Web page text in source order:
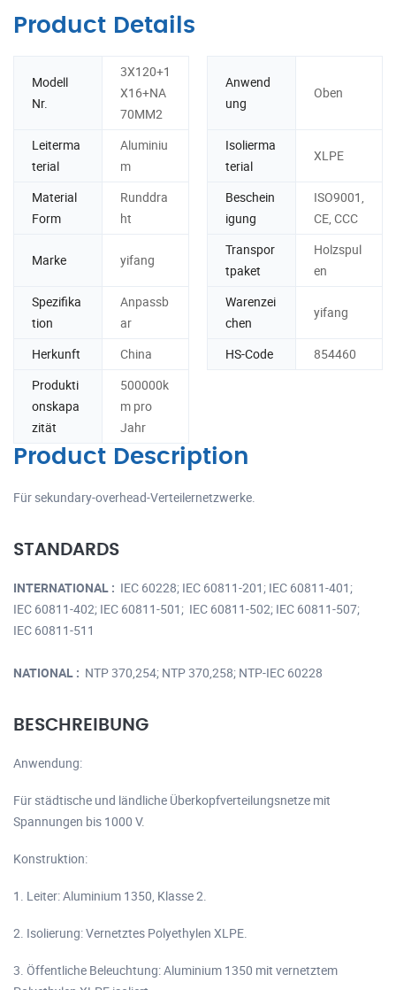
Product Details
Modell
Nr.
3X120+1
X16+NA
70MM2
Anwend
ung
Oben
Leiterma
terial
Aluminiu
m
Isolierma
terial
XLPE
Material
Form
Runddra
ht
Beschein
igung
ISO9001,
CE, CCC
Marke yifang
Transpor
tpaket
Holzspul
en
Spezifika
tion
Anpassb
ar
Warenzei
chen
yifang
Herkunft China HS-Code
854460
Produkti
onskapa
zität
500000k
m pro
Jahr
Product Description
Für sekundary-overhead-Verteilernetzwerke.
STANDARDS
INTERNATIONAL : IEC 60228; IEC 60811-201; IEC 60811-401;
IEC 60811-402; IEC 60811-501; IEC 60811-502; IEC 60811-507;
IEC 60811-511
NATIONAL : NTP 370,254; NTP 370,258; NTP-IEC 60228
BESCHREIBUNG
Anwendung:
Für städtische und ländliche Überkopfverteilungsnetze mit
Spannungen bis 1000 V.
Konstruktion:
1. Leiter: Aluminium 1350, Klasse 2.
2. Isolierung: Vernetztes Polyethylen XLPE.
3. Öffentliche Beleuchtung: Aluminium 1350 mit vernetztem